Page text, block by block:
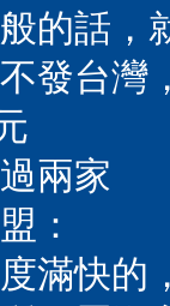
的話，
發台灣
兩家
：
滿快的